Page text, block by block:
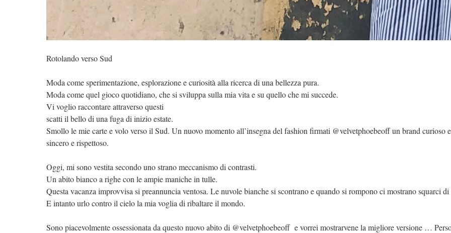
Rotolando verso Sud
Moda come sperimentazione, esplorazione e curiosità alla ricerca di una bellezza pura.
Moda come quel gioco quotidiano, che si sviluppa sulla mia vita e su quello che mi succede.
Vi voglio raccontare attraverso questi
scatti il bello di una fuga di inizio estate.
Smollo le mie carte e volo verso il Sud. Un nuovo momento all’insegna del fashion firmati @velvetphoebeoff un brand curioso
sincero e rispettoso.
Oggi, mi sono vestita secondo uno strano meccanismo di contrasti.
Un abito bianco a righe con le ampie maniche in tulle.
Questa vacanza improvvisa si preannuncia ventosa. Le nuvole bianche si scontrano e quando si rompono ci mostrano squarci
E intanto urlo contro il cielo la mia voglia di ribaltare il mondo.
Sono piacevolmente ossessionata da questo nuovo abito di @velvetphoebeoff e vorrei mostrarvene la migliore versione …